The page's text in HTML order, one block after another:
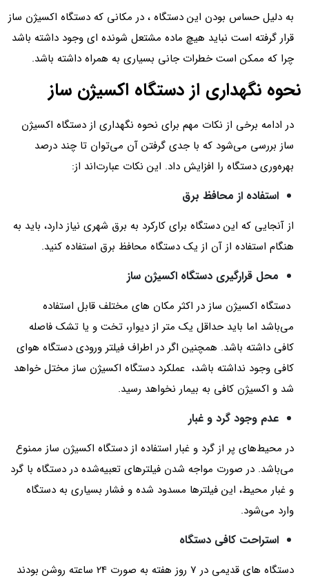
به دلیل حساس بودن این دستگاه ، در مکانی که دستگاه اکسیژن ساز
قرار گرفته است نباید هیچ ماده مشتعل شونده ای وجود داشته باشد
چرا که ممکن است خطرات جانی بسیاری به همراه داشته باشد.
نحوه نگهداری از دستگاه اکسیژن ساز
در ادامه برخی از نکات مهم برای نحوه نگهداری از دستگاه اکسیژن
ساز بررسی می‌شود که با جدی گرفتن آن می‌توان تا چند درصد
بهره‌وری دستگاه را افزایش داد. این نکات عبارت‌اند از:
استفاده از محافظ برق
از آنجایی که این دستگاه برای کارکرد به برق شهری نیاز دارد، باید به
هنگام استفاده از آن از یک دستگاه محافظ برق استفاده کنید.
محل قرارگیری دستگاه اکسیژن ساز
دستگاه اکسیژن ساز در اکثر مکان های مختلف قابل استفاده
می‌باشد اما باید حداقل یک متر از دیوار، تخت و یا تشک فاصله
کافی داشته باشد. همچنین اگر در اطراف فیلتر ورودی دستگاه هوای
کافی وجود نداشته باشد، عملکرد دستگاه اکسیژن ساز مختل خواهد
شد و اکسیژن کافی به بیمار نخواهد رسید.
عدم وجود گرد و غبار
در محیط‌های پر از گرد و غبار استفاده از دستگاه اکسیژن ساز ممنوع
می‌باشد. در صورت مواجه شدن فیلترهای تعبیه‌شده در دستگاه با گرد
و غبار محیط، این فیلترها مسدود شده و فشار بسیاری به دستگاه
وارد می‌شود.
استراحت کافی دستگاه
دستگاه های قدیمی در 7 روز هفته به صورت 24 ساعته روشن بودند